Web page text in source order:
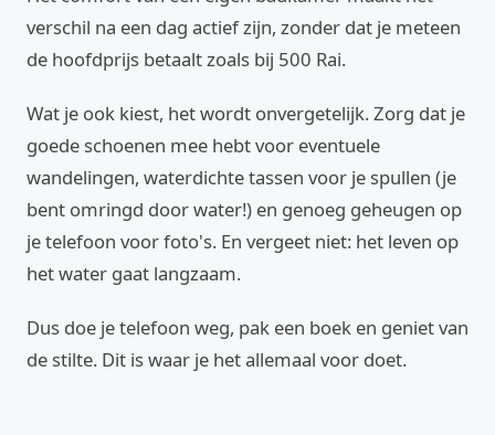
verschil na een dag actief zijn, zonder dat je meteen
de hoofdprijs betaalt zoals bij 500 Rai.
Wat je ook kiest, het wordt onvergetelijk. Zorg dat je
goede schoenen mee hebt voor eventuele
wandelingen, waterdichte tassen voor je spullen (je
bent omringd door water!) en genoeg geheugen op
je telefoon voor foto's. En vergeet niet: het leven op
het water gaat langzaam.
Dus doe je telefoon weg, pak een boek en geniet van
de stilte. Dit is waar je het allemaal voor doet.